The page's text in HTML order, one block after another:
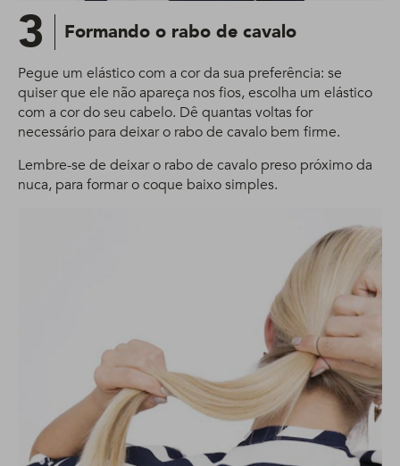
3 Formando o rabo de cavalo
Pegue um elástico com a cor da sua preferência: se
quiser que ele não apareça nos fios, escolha um elástico
com a cor do seu cabelo. Dê quantas voltas for
necessário para deixar o rabo de cavalo bem firme.
Lembre-se de deixar o rabo de cavalo preso próximo da
nuca, para formar o coque baixo simples.